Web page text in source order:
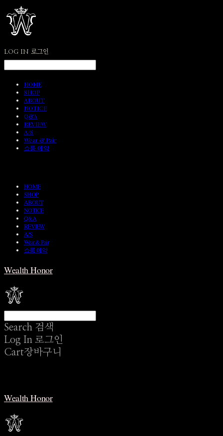
LOG IN 로그인
HOME
SHOP
ABOUT
NOTICE
Q&A
REVIEW
A/S
Wear & Pair
쇼룸 예약
HOME
SHOP
ABOUT
NOTICE
Q&A
REVIEW
A/S
Wear & Pair
쇼룸 예약
Wealth Honor
Search 검색
Log In 로그인
Cart장바구니
Wealth Honor